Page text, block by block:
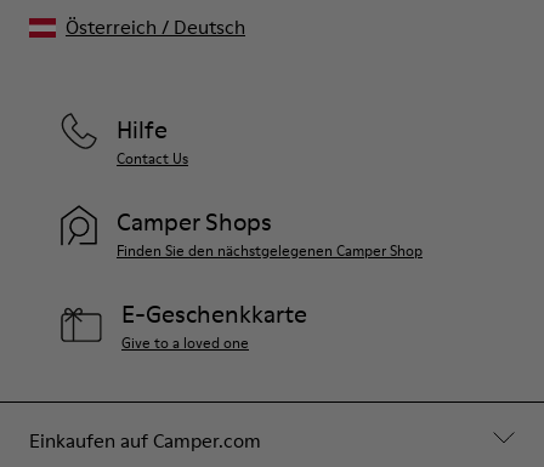
Einkaufen auf Camper.com
Hilfe
Contact Us
Camper Shops
Finden Sie den nächstgelegenen Camper Shop
E-Geschenkkarte
Give to a loved one
Österreich / Deutsch